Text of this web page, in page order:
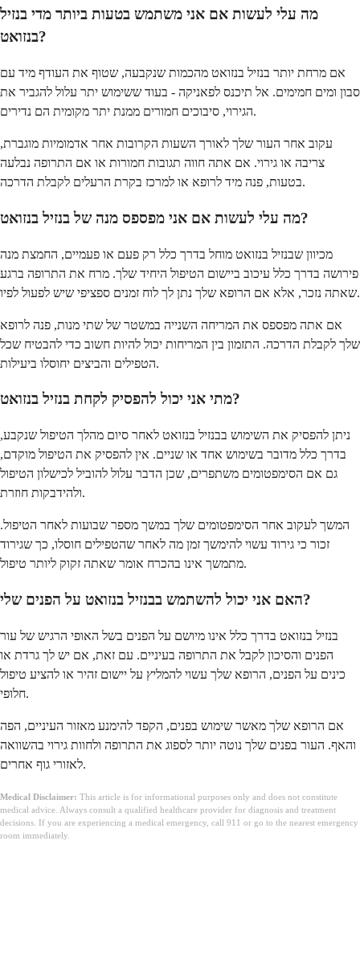
מה עלי לעשות אם אני משתמש בטעות ביותר מדי בנזיל
בנזואט?
אם מרחת יותר בנזיל בנזואט מהכמות שנקבעה, שטוף את העודף מיד עם
סבון ומים חמימים. אל תיכנס לפאניקה - בעוד ששימוש יתר עלול להגביר את
הגירוי, סיבוכים חמורים ממנת יתר מקומית הם נדירים.
עקוב אחר העור שלך לאורך השעות הקרובות אחר אדמומיות מוגברת,
צריבה או גירוי. אם אתה חווה תגובות חמורות או אם התרופה נבלעה
בטעות, פנה מיד לרופא או למרכז בקרת הרעלים לקבלת הדרכה.
מה עלי לעשות אם אני מפספס מנה של בנזיל בנזואט?
מכיוון שבנזיל בנזואט מוחל בדרך כלל רק פעם או פעמיים, החמצת מנה
פירושה בדרך כלל עיכוב ביישום הטיפול היחיד שלך. מרח את התרופה ברגע
שאתה נזכר, אלא אם הרופא שלך נתן לך לוח זמנים ספציפי שיש לפעול לפיו.
אם אתה מפספס את המריחה השנייה במשטר של שתי מנות, פנה לרופא
שלך לקבלת הדרכה. התזמון בין המריחות יכול להיות חשוב כדי להבטיח שכל
הטפילים והביצים יחוסלו ביעילות.
מתי אני יכול להפסיק לקחת בנזיל בנזואט?
ניתן להפסיק את השימוש בבנזיל בנזואט לאחר סיום מהלך הטיפול שנקבע,
בדרך כלל מדובר בשימוש אחד או שניים. אין להפסיק את הטיפול מוקדם,
גם אם הסימפטומים משתפרים, שכן הדבר עלול להוביל לכישלון הטיפול
ולהידבקות חוזרת.
המשך לעקוב אחר הסימפטומים שלך במשך מספר שבועות לאחר הטיפול.
זכור כי גירוד עשוי להימשך זמן מה לאחר שהטפילים חוסלו, כך שגירוד
מתמשך אינו בהכרח אומר שאתה זקוק ליותר טיפול.
האם אני יכול להשתמש בבנזיל בנזואט על הפנים שלי?
בנזיל בנזואט בדרך כלל אינו מיושם על הפנים בשל האופי הרגיש של עור
הפנים והסיכון לקבל את התרופה בעיניים. עם זאת, אם יש לך גרדת או
כינים על הפנים, הרופא שלך עשוי להמליץ על יישום זהיר או להציע טיפול
חלופי.
אם הרופא שלך מאשר שימוש בפנים, הקפד להימנע מאזור העיניים, הפה
והאף. העור בפנים שלך נוטה יותר לספוג את התרופה ולחוות גירוי בהשוואה
לאזורי גוף אחרים.
Medical Disclaimer: This article is for informational purposes only and does not constitute
medical advice. Always consult a qualified healthcare provider for diagnosis and treatment
decisions. If you are experiencing a medical emergency, call 911 or go to the nearest emergency
room immediately.